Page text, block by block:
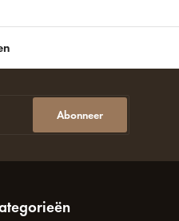
Abonneer